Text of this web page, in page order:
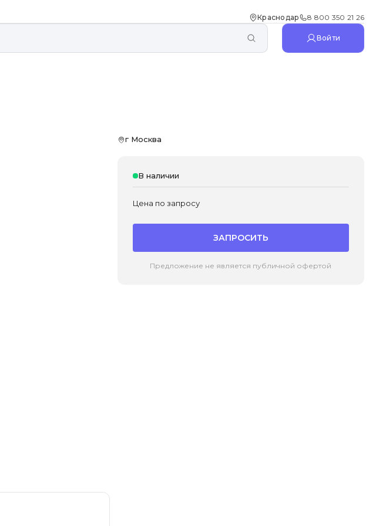
Краснодар 8 800 350 21 26
Войти
г Москва
В наличии
Цена по запросу
ЗАПРОСИТЬ
Предложение не является публичной офертой